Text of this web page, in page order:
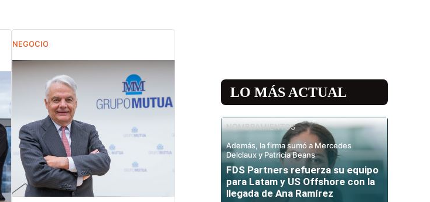
NEGOCIO
LO MÁS ACTUAL
NOMBRAMIENTOS
Además, la firma sumó a Mercedes
Delclaux y Patricia Beans
FDS Partners refuerza su equipo
para Latam y US Offshore con la
llegada de Ana Ramírez